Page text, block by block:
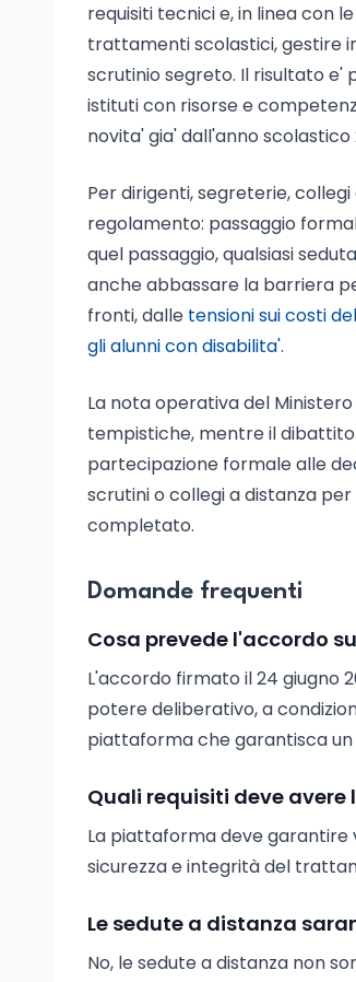
requisiti tecnici e, in linea con le
trattamenti scolastici, gestire
scrutinio segreto. Il risultato e'
istituti con risorse e
novita' gia' dall'anno
Per dirigenti, segreterie,
regolamento: passaggio
quel passaggio, qualsiasi
anche abbassare la barriera
fronti, dalle tensioni sui costi
gli alunni con disabilita'.
La nota operativa del
tempistiche, mentre il dibattito
partecipazione formale alle
scrutini o collegi a distanza
completato.
Domande frequenti
Cosa prevede l'accordo
L'accordo firmato il 24 giugno
potere deliberativo, a
piattaforma che garantisca
Quali requisiti deve
La piattaforma deve garantire
sicurezza e integrità del
Le sedute a distanza
No, le sedute a distanza non